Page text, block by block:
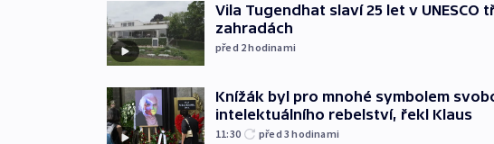
Vila Tugendhat slaví 25 let v UNESCO
zahradách
před 2hodinami
Knížák byl pro mnohé symbolem
intelektuálního rebelství, řekl Klaus
11:30 před 3hodinami